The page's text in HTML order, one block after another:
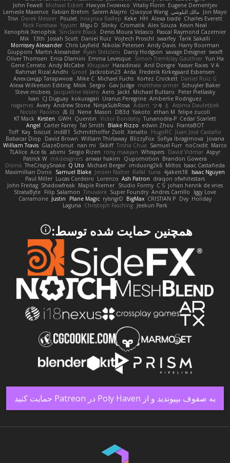
Eugene Dementjev
Vitaliy Florin
Никуся Гноянко
Michael Eckert
John Fewell
Jon Mayo مالك البلوشي Qiaoyue Wang
Salem Alajmi
Fabian Brehm
Lemesle Maxence
Charles Everett
Alexa trade
HH
Keke
покупка байер
Poulet
Derek Messier
Trivi
Kevin Neal
Alex Souza
Cromatik
Slinky
Migu D
Yyyum
Nick Forshaw
Pascal Raymond Cazemier
Denis Moura Velasco
Sinclaire Black
Xenophik Xenophik
Tarik Sakalli
swarfey
Vojtech Proschl
Daniel Ruiz
Josiah Scott
13th
Mik
Harry Boorman
Andy Davis
Nikolai Petersen
Chris Layfield
Morrissey Alexander
swxift
savage Designer
Darcy Hodgson
Ryan Stelzleni
Martin Alexander
Giupponi
Yun Ha
Simon Tremblay Gauthier
Emma Levesque
Erica Dlamini
Oliver Thomsen
V A
Yasser Raies
Anil Dongre
Haradinxiii
Khupaar
Andy McCabe
Gene Cerrato
Frederik Kirkegaard Esbensen
Arda
Jackrobin23
Groot
Rahmat Rizal Andhi
Daniel Ruiz G
Kortez Crockett
Michael Fuchs
Mike C.
Александр Татаринов
Schuyler Baker
matthew armer
Gav Judge
Sergio
Misik
Alexa Wilkerson Editing
Peter Pietlasky
Michael Buttaro
Jackt
Aero
Jacqueline Valero
Steve mcbees
Amberlie Rodriguez
Uranus Peregrine
kokuragari
CJ Duguay
Ivan
Assima Dauletbek
ツキ ミ
Adam
NinjaSubRosa
Andrew Stone
Avery
rwgames
felipe zucoli
ethan M
Yakoto
DB3d
Mason
Nene
高 日
Nicolo' Paolino
Cedar Scarlett
Tunanodra-P
Victor Bondatiy
Quentin
GWH
Kirsten
KT Mack
FrantaBOT
edwin Zhou
Blake Rizzo
Tal Smith
Carter Farrey
Angel
Juan José Castaño
HugoRC
Xenalto
Schmitthoffer Zsolt
indi81
biscuit
Kay
Toff
Jovana
Sofiya Ibragimova
BlizzyFox
William Thirlaway
David Brown
Babacar Diop
Marco
noCrxdit
Samuel Furr
Trisha Chua
Skkiff
nan mi
GlazeDonut
William Travis
Aspyr
David Vidmar
Whispers
rony maayan
Sergio Rizen
abimi
Ace 6s
TLAlice
Brandon Gowera
Qupomotion
anwar hakim
mkdesigners
Patrick W
Isaac Castañeda
Miltos
imduong2k6
Michael Berger
Q Uto
TheCrispySnake
Dionis
Isaac Nguyen
4jakers18
tuna
Rafal
Jeroen Natter
Samuel Blake
Maximillian Dono
draqon ofwhitestars
Ash Patron
Lorenzo
Lucas Cordeiro
Paul Miller
johan henrik de vries
C S
Studio Formy
Maple Riemer
Shadowfreak
John Freitag
Iggy Love
Andres Carrillo
Super Foundry
Tinuvaire
Filip Salamon
StrataByte
Holiday
Dvy
CRISTIAN P
BigMax
rylsngrD
Plane Magic
Justin
Carramone
Jeekun Park
Christoph Fasching
Laguna
همچنین حمایت شده توسط:
به صفوف بپیوندید و از Poly Haven در Patreon حمایت کنید